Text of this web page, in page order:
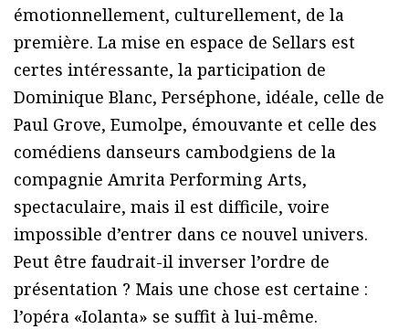
émotionnellement, culturellement, de la
première. La mise en espace de Sellars est
certes intéressante, la participation de
Dominique Blanc, Perséphone, idéale, celle de
Paul Grove, Eumolpe, émouvante et celle des
comédiens danseurs cambodgiens de la
compagnie Amrita Performing Arts,
spectaculaire, mais il est difficile, voire
impossible d’entrer dans ce nouvel univers.
Peut être faudrait-il inverser l’ordre de
présentation ? Mais une chose est certaine :
l’opéra «Iolanta» se suffit à lui-même.